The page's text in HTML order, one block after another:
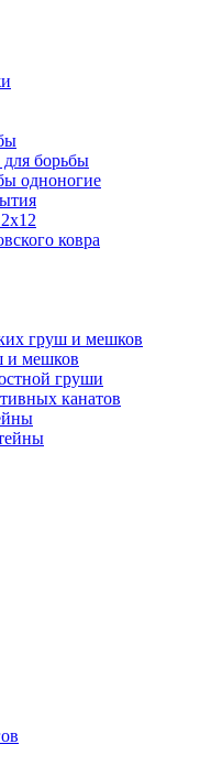
борьбы
одноногие
ковра
груш и мешков
и мешков
груши
канатов